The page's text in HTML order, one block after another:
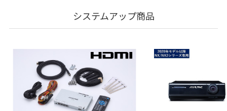
システムアップ商品